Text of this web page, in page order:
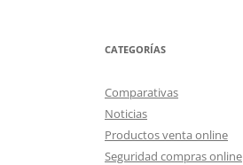
CATEGORÍAS
Comparativas
Noticias
Productos venta online
Seguridad compras online